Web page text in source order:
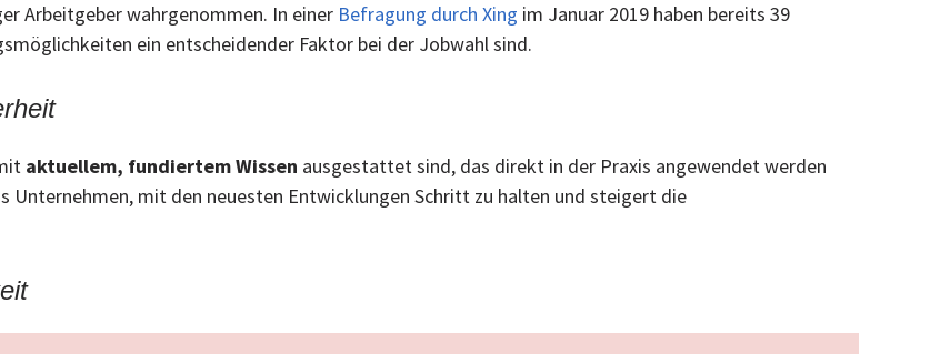
Arbeitgeber wahrgenommen. In einer Befragung durch Xing im Januar 2019 haben bereits 39
ein entscheidender Faktor bei der Jobwahl sind.
aktuellem, fundiertem Wissen ausgestattet sind, das direkt in der Praxis angewendet werden
Unternehmen, mit den neuesten Entwicklungen Schritt zu halten und steigert die